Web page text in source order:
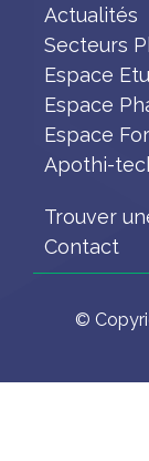
Actualités
Secteurs
Espace
Espace
Espace
Apothi-
Trouver
Contact
©